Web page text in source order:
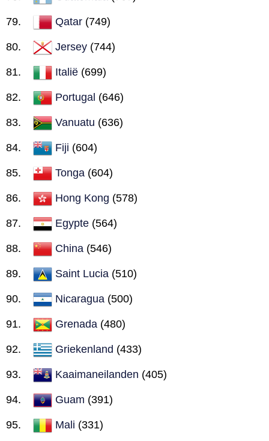
Qatar (749)
Jersey (744)
Italië (699)
Portugal (646)
Vanuatu (636)
Fiji (604)
Tonga (604)
Hong Kong (578)
Egypte (564)
China (546)
Saint Lucia (510)
Nicaragua (500)
Grenada (480)
Griekenland (433)
Kaaimaneilanden (405)
Guam (391)
Mali (331)